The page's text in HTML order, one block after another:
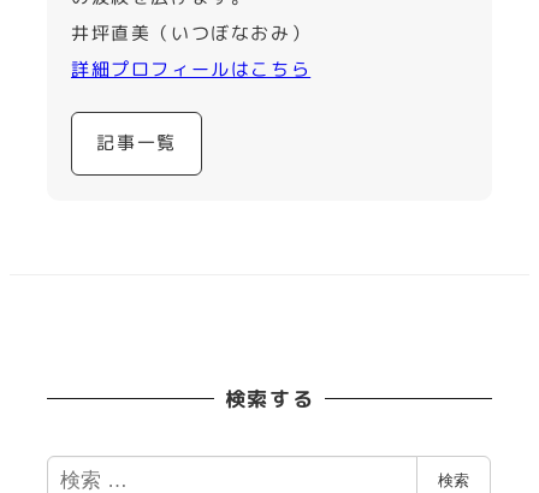
井坪直美（いつぼなおみ）
詳細プロフィールはこちら
記事一覧
検索する
検
検索